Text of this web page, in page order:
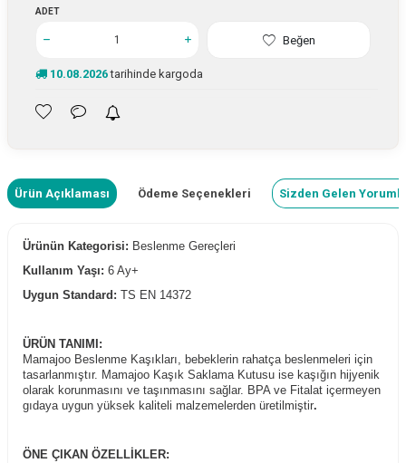
ADET
Beğen
10.08.2026tarihinde kargoda
Ürün Açıklaması Ödeme Seçenekleri Sizden Gelen
Ürünün Kategorisi: Beslenme Gereçleri
Kullanım Yaşı: 6 Ay+
Uygun Standard: TS EN 14372
ÜRÜN TANIMI:
Mamajoo Beslenme Kaşıkları, bebeklerin rahatça beslenmeleri için
tasarlanmıştır. Mamajoo Kaşık Saklama Kutusu ise kaşığın hijyenik
olarak korunmasını ve taşınmasını sağlar. BPA ve Fitalat içermeyen
gıdaya uygun yüksek kaliteli malzemelerden üretilmiştir.
ÖNE ÇIKAN ÖZELLİKLER: